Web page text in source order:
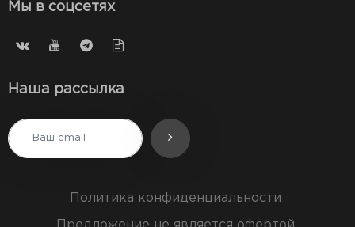
Мы в соцсетях
Наша рассылка
Политика конфиденциальности